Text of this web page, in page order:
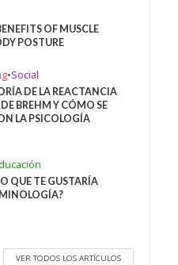
OF MUSCLE
POSTURE
•Social
DE LA REACTANCIA
BREHM Y CÓMO SE
LA PSICOLOGÍA
QUE TE GUSTARÍA
VER TODOS LOS ARTÍCULOS